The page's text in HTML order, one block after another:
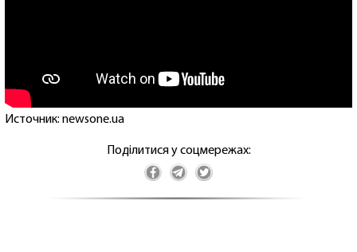
Источник: newsone.ua
Поділитися у соцмережах: